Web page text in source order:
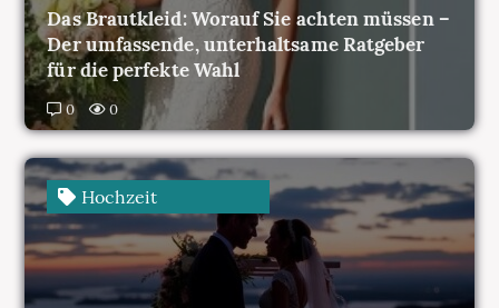
für die perfekte Wahl
0 0
Hochzeit